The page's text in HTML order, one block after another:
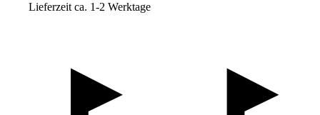
Lieferzeit ca. 1-2 Werktage